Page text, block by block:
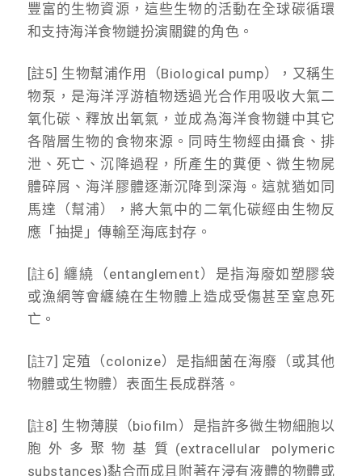
豐富的生物資源，這些生物的活動在全球碳循環
和支持海洋食物鏈扮演關鍵的角色。
[註5] 生物幫浦作用（Biological pump），又稱生
物泵，是海洋浮游植物透過光合作用吸收大氣二
氧化碳、釋放出氧氣，並成為海洋食物鏈中其它
各階層生物的食物來源。同時生物經由攝食、排
泄、死亡、沉降過程，所產生的糞便、微生物屍
體碎屑、海洋膠體逐漸沉降到深海。這就猶如同
馬達（幫浦），將大氣中的二氧化碳經由生物反
應「抽提」傳輸至海底封存。
[註6]纏繞（entanglement）是指海廢如塑膠袋
或漁網等會纏繞在生物體上造成受傷甚至窒息死
亡。
[註7] 定殖（colonize）是指細菌在海廢（或其他
物體或生物體）表面生長成群落。
[註8] 生物薄膜（biofilm）是指許多微生物細胞以
胞外多聚物基質 (extracellular polymeric
substances)黏合而成且附著在浸有液體的物體或